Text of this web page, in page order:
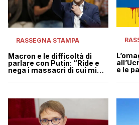
RASSEGNA STAMPA
Macron e le difficoltà di
parlare con Putin: “Ride e
nega i massacri di cui mi
e le